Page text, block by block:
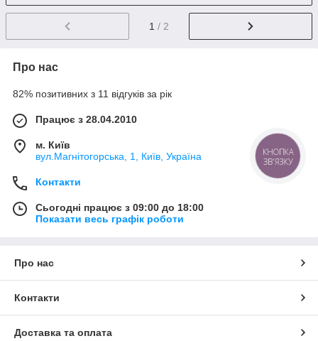
1 / 2
Про нас
82% позитивних з 11 відгуків за рік
Працює з 28.04.2010
м. Київ
вул.Магнітогорська, 1, Київ, Україна
Контакти
Сьогодні працює з 09:00 до 18:00
Показати весь графік роботи
Про нас
Контакти
Доставка та оплата
КНОПКА
ЗВ'ЯЗКУ